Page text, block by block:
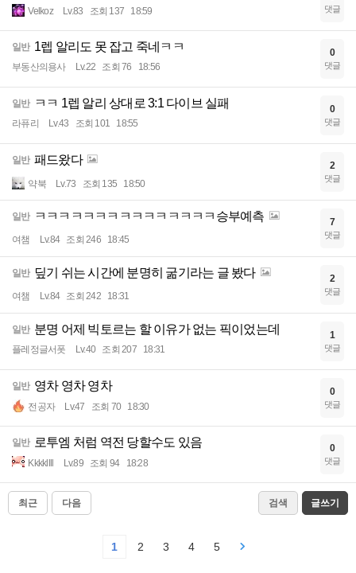
Velkoz Lv.83 조회 137 18:59 댓글
일반 1렙 알리도 못 잡고 죽네ㅋㅋ
부동산의용사 Lv.22 조회 76 18:56
0
댓글
일반 ㅋㅋ 1렙 알리 상대로 3:1 다이브 실패
라퓨리 Lv.43 조회 101 18:55
0
댓글
일반 패드왔다
약북 Lv.73 조회 135 18:50
2
댓글
일반 ㅋㅋㅋㅋㅋㅋㅋㅋㅋㅋㅋㅋㅋㅋㅋ승부예측
여챔 Lv.84 조회 246 18:45
7
댓글
일반 딮기 쉬는 시간에 분명히 굶기라는 글 봤다
여챔 Lv.84 조회 242 18:31
2
댓글
일반 분명 어제 빅토르는 할 이유가 없는 픽이었는데
플레정글서폿 Lv.40 조회 207 18:31
1
댓글
일반 영차 영차 영차
전공자 Lv.47 조회 70 18:30
0
댓글
일반 로투엠 처럼 역전 당할수도 있음
Kkkkllll Lv.89 조회 94 18:28
0
댓글
최근 다음 검색 글쓰기
1 2 3 4 5